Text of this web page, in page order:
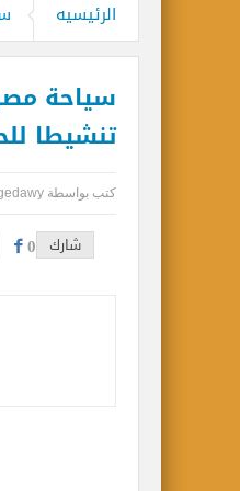
الرئيسيه
سياحة
تنشيطا
كتب بواسطة
شارك 0